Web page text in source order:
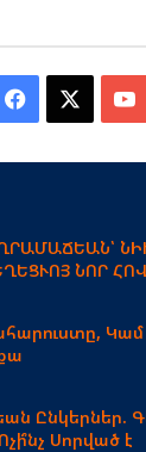
Facebook
ՆՈՐ
Կամ
Ընկերներ.
Սորված է